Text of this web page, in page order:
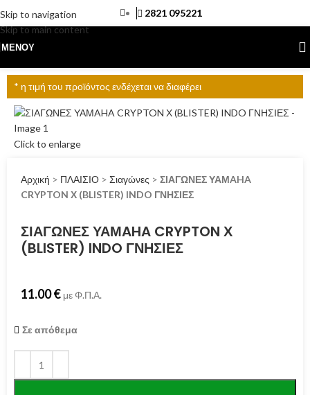
Skip to navigation
Skip to main content
2821 095221
ΜΕΝΟΎ
* η τιμή του προϊόντος ενδέχεται να διαφέρει
Click to enlarge
Αρχική > ΠΛΑΙΣΙΟ > Σιαγώνες > ΣΙΑΓΩΝΕΣ ΥΑΜAHA
CRYPTON Χ (BLISTER) INDO ΓΝΗΣΙΕΣ
ΣΙΑΓΩΝΕΣ ΥΑΜAHA CRYPTON Χ
(BLISTER) INDO ΓΝΗΣΙΕΣ
11.00€ με Φ.Π.Α.
Σε απόθεμα